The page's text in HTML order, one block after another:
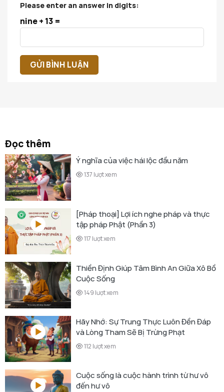
Please enter an answer in digits:
nine + 13 =
Đọc thêm
Ý nghĩa của việc hái lộc đầu năm
137 lượt xem
[Pháp thoại] Lợi ích nghe pháp và thực
tập pháp Phật (Phần 3)
117 lượt xem
Thiền Định Giúp Tâm Bình An Giữa Xô Bồ
Cuộc Sống
149 lượt xem
Hãy Nhớ: Sự Trung Thực Luôn Đền Đáp
và Lòng Tham Sẽ Bị Trừng Phạt
112 lượt xem
Cuộc sống là cuộc hành trình từ hư vô
đến hư vô